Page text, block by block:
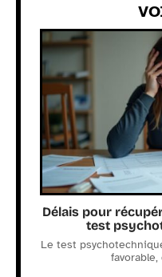
Délais pour
test
Le test